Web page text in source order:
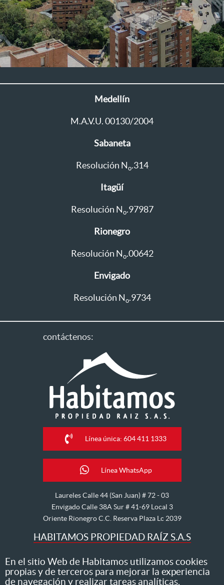
Medellín
M.A.V.U. 00130/2004
Sabaneta
Resolución N o.314
Itagüí
Resolución N o.97987
Rionegro
Resolución N o.00642
Envigado
Resolución N o.9734
contáctenos:
Línea única: 604 411 1333
Línea WhatsApp
Laureles Calle 44 (San Juan) # 72 - 03
Envigado Calle 38A Sur # 41-69 Local 3
Oriente Rionegro C.C. Reserva Plaza Lc 2039
HABITAMOS PROPIEDAD RAÍZ S.A.S
Nos dedicamos al arriendo, venta, hipoteca, avalúo y
administración de inmuebles
En el sitio Web de Habitamos utilizamos cookies
propias y de terceros para mejorar la experiencia
de navegación y realizar tareas analíticas.